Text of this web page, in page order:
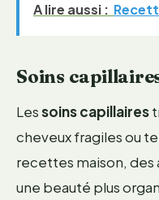
A lire aussi :
Soins
Lessoins capillaires
cheveux fragiles ou
recettes maison, des
une beauté plus